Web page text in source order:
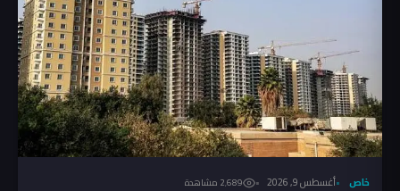
خاص أغسطس 9, 2026 2٬689 مشاهدة